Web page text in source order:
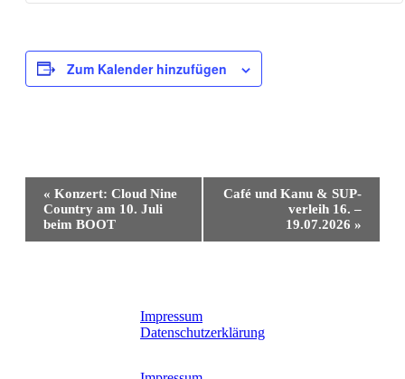
Zum Kalender hinzufügen
Veranstaltung-
Navigation
« Konzert: Cloud Nine
Country am 10. Juli
beim BOOT
Café und Kanu & SUP-
verleih 16. –
19.07.2026 »
Impressum
Datenschutzerklärung